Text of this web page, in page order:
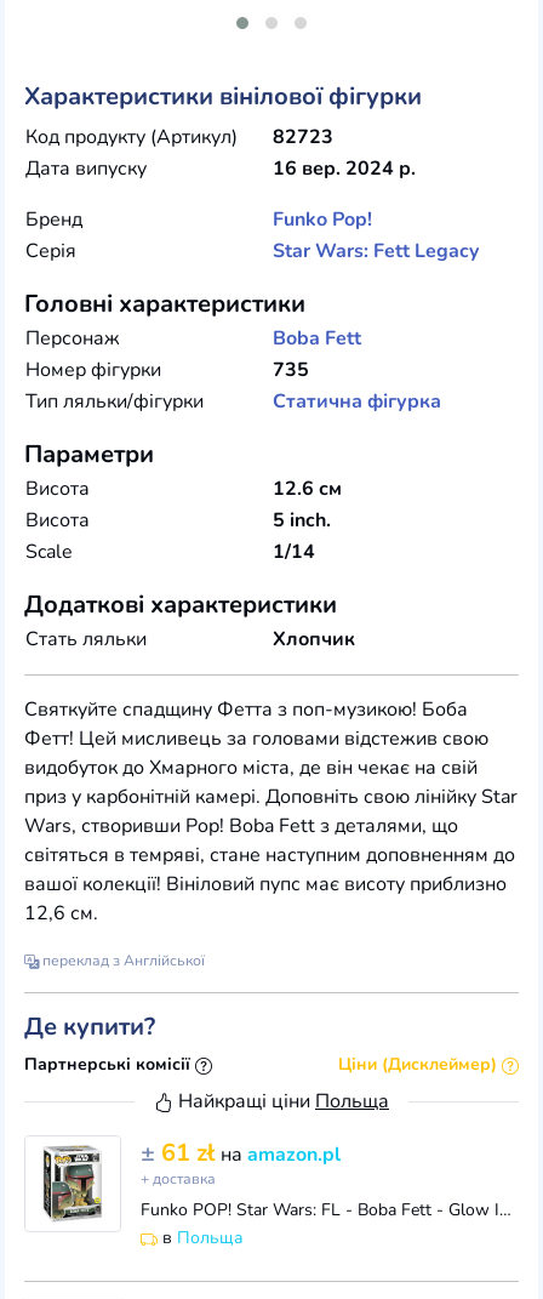
Характеристики вінілової фігурки
Код продукту (Артикул)
82723
Дата випуску
16 вер. 2024 р.
Бренд
Funko Pop!
Серія
Star Wars: Fett Legacy
Головні характеристики
Персонаж
Boba Fett
Номер фігурки
735
Тип ляльки/фігурки
Статична фігурка
Параметри
Висота
12.6 см
Висота
5 inch.
Scale
1/14
Додаткові характеристики
Стать ляльки Хлопчик
Святкуйте спадщину Фетта з поп-музикою! Боба
Фетт! Цей мисливець за головами відстежив свою
видобуток до Хмарного міста, де він чекає на свій
приз у карбонітній камері. Доповніть свою лінійку Star
Wars, створивши Pop! Boba Fett з деталями, що
світяться в темряві, стане наступним доповненням до
вашої колекції! Вініловий пупс має висоту приблизно
12,6 см.
переклад з Англійської
Де купити?
Партнерські комісії Ціни (Дисклеймер)
Найкращі ціни Польща
± 61 zł на amazon.pl
+ доставка
Funko POP! Star Wars: FL - Boba Fett - Glow In the Dark - Kolekcjonerska figurka winylowa - Pomysł na prezent - Oficjalny towar - Zabawki dla dzieci i
в Польща